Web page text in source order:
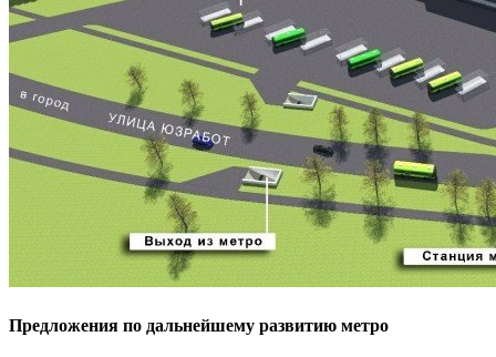
Предложения по дальнейшему развитию метро